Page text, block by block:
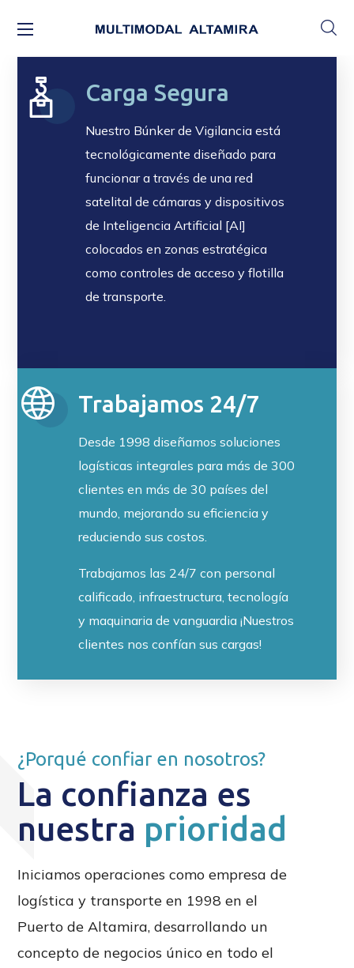
Carga Segura
Nuestro Búnker de Vigilancia está
tecnológicamente diseñado para
funcionar a través de una red
satelital de cámaras y dispositivos
de Inteligencia Artificial [AI]
colocados en zonas estratégica
como controles de acceso y flotilla
de transporte.
Trabajamos 24/7
Desde 1998 diseñamos soluciones
logísticas integrales para más de 300
clientes en más de 30 países del
mundo, mejorando su eficiencia y
reduciendo sus costos.
Trabajamos las 24/7 con personal
calificado, infraestructura, tecnología
y maquinaria de vanguardia ¡Nuestros
clientes nos confían sus cargas!
¿Porqué confiar en nosotros?
La confianza es
nuestra prioridad
Iniciamos operaciones como empresa de
logística y transporte en 1998 en el
Puerto de Altamira, desarrollando un
concepto de negocios único en todo el